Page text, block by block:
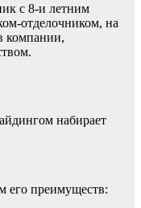
с 8-и летним
отделочником, на
компании,
набирает
его преимуществ: